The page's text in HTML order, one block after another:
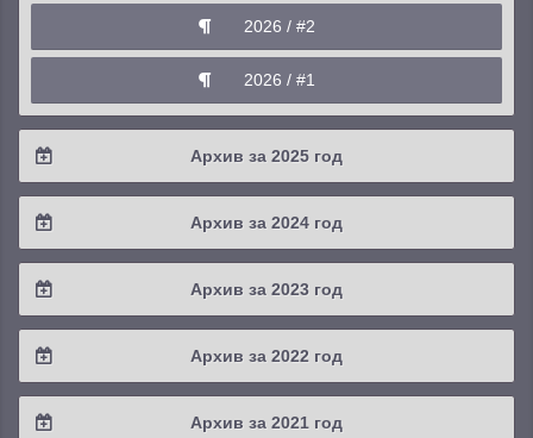
2026 / #2
2026 / #1
Архив за 2025 год
2025 / #4
2025 / #3
2025 / #1
Архив за 2024 год
2024 / #4
2024 / #3
2024 / #1
Архив за 2023 год
2023 / #4
2023 / #3
Архив за 2022 год
2022 / #4
Архив за 2021 год